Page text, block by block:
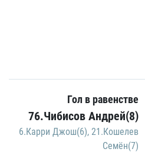
Гол в равенстве
76.Чибисов Андрей(8)
6.Карри Джош(6), 21.Кошелев
Семён(7)